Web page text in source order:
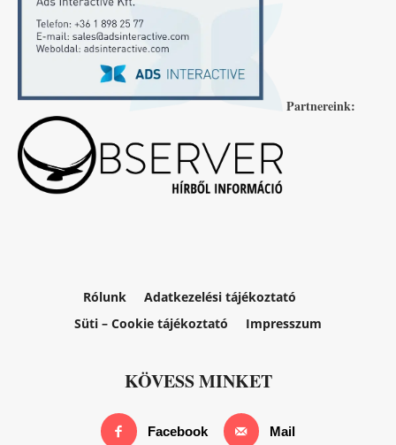
Partnereink:
Rólunk
Adatkezelési tájékoztató
Süti – Cookie tájékoztató
Impresszum
KÖVESS MINKET
Facebook Mail